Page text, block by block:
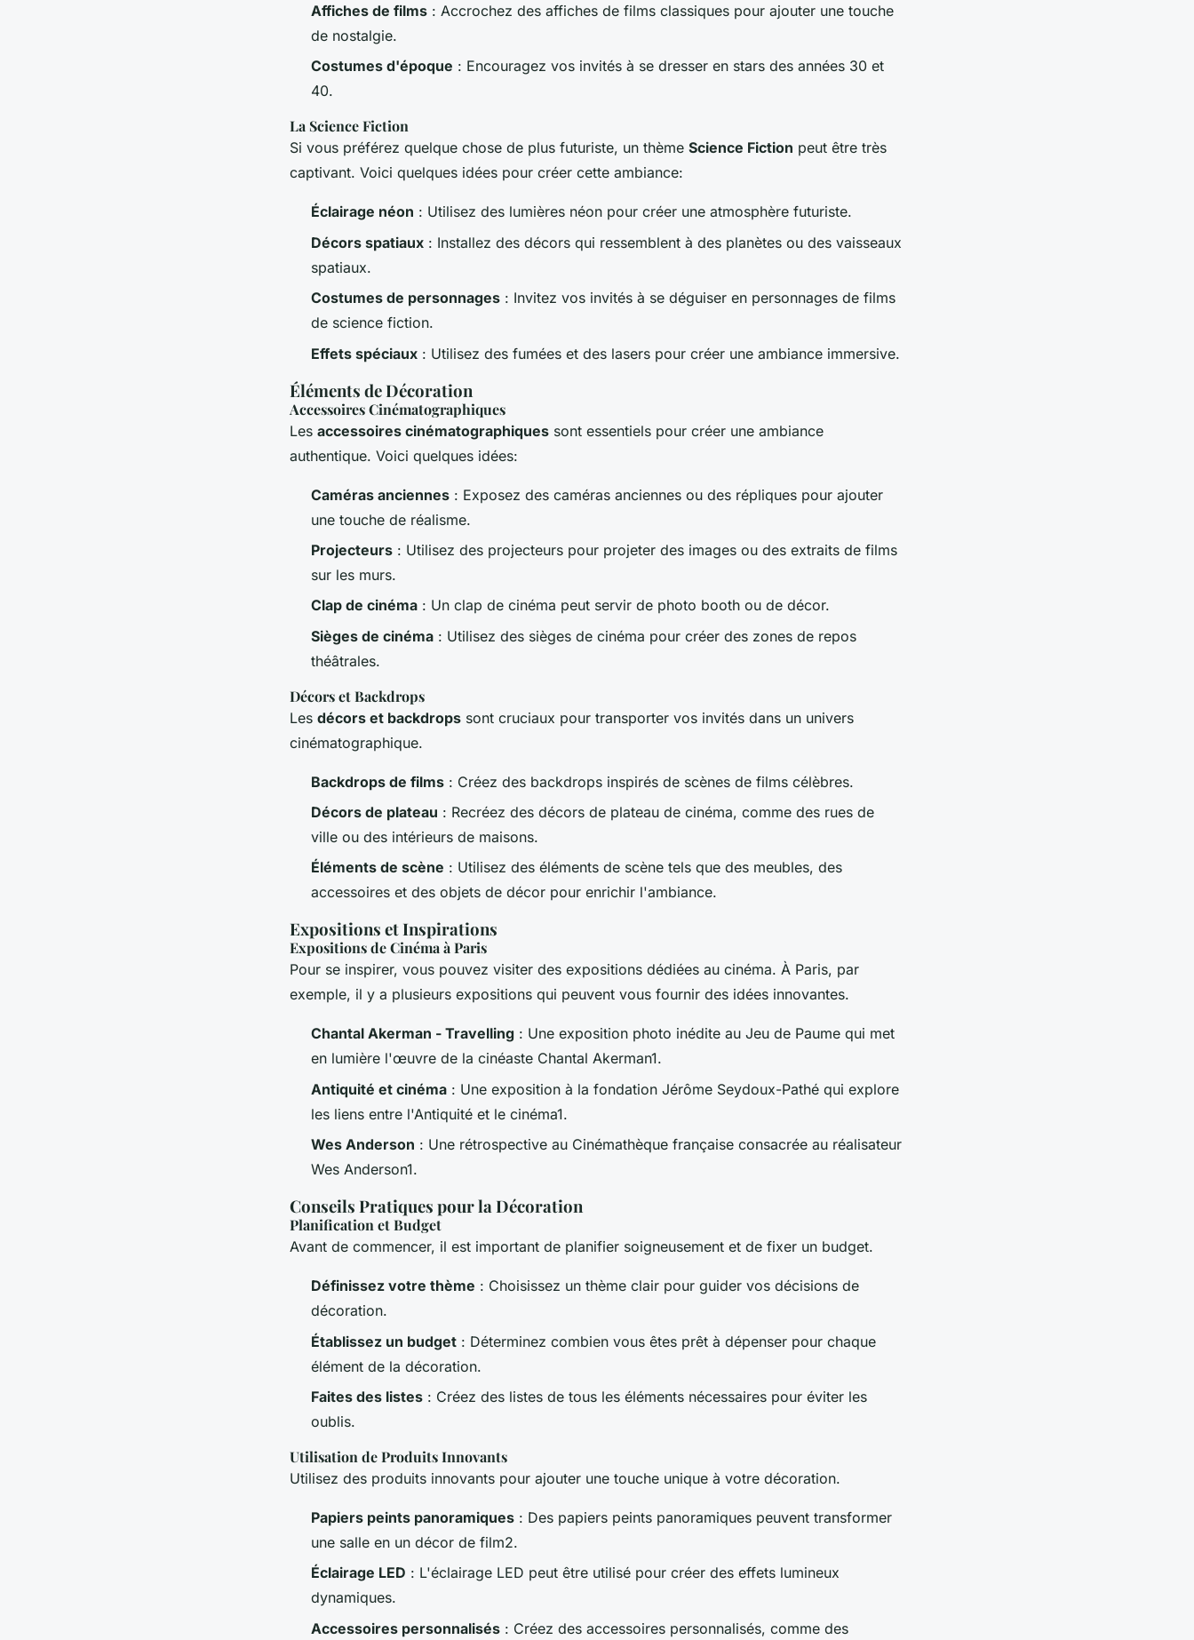
Affiches de films : Accrochez des affiches de films classiques pour ajouter une touche
de nostalgie.
Costumes d'époque : Encouragez vos invités à se dresser en stars des années 30 et
40.
La Science Fiction
Si vous préférez quelque chose de plus futuriste, un thème Science Fiction peut être très
captivant. Voici quelques idées pour créer cette ambiance:
Éclairage néon : Utilisez des lumières néon pour créer une atmosphère futuriste.
Décors spatiaux : Installez des décors qui ressemblent à des planètes ou des vaisseaux
spatiaux.
Costumes de personnages : Invitez vos invités à se déguiser en personnages de films
de science fiction.
Effets spéciaux : Utilisez des fumées et des lasers pour créer une ambiance immersive.
Éléments de Décoration
Accessoires Cinématographiques
Les accessoires cinématographiques sont essentiels pour créer une ambiance
authentique. Voici quelques idées:
Caméras anciennes : Exposez des caméras anciennes ou des répliques pour ajouter
une touche de réalisme.
Projecteurs : Utilisez des projecteurs pour projeter des images ou des extraits de films
sur les murs.
Clap de cinéma : Un clap de cinéma peut servir de photo booth ou de décor.
Sièges de cinéma : Utilisez des sièges de cinéma pour créer des zones de repos
théâtrales.
Décors et Backdrops
Les décors et backdrops sont cruciaux pour transporter vos invités dans un univers
cinématographique.
Backdrops de films : Créez des backdrops inspirés de scènes de films célèbres.
Décors de plateau : Recréez des décors de plateau de cinéma, comme des rues de
ville ou des intérieurs de maisons.
Éléments de scène : Utilisez des éléments de scène tels que des meubles, des
accessoires et des objets de décor pour enrichir l'ambiance.
Expositions et Inspirations
Expositions de Cinéma à Paris
Pour se inspirer, vous pouvez visiter des expositions dédiées au cinéma. À Paris, par
exemple, il y a plusieurs expositions qui peuvent vous fournir des idées innovantes.
Chantal Akerman - Travelling : Une exposition photo inédite au Jeu de Paume qui met
en lumière l'œuvre de la cinéaste Chantal Akerman1.
Antiquité et cinéma : Une exposition à la fondation Jérôme Seydoux-Pathé qui explore
les liens entre l'Antiquité et le cinéma1.
Wes Anderson : Une rétrospective au Cinémathèque française consacrée au réalisateur
Wes Anderson1.
Conseils Pratiques pour la Décoration
Planification et Budget
Avant de commencer, il est important de planifier soigneusement et de fixer un budget.
Définissez votre thème : Choisissez un thème clair pour guider vos décisions de
décoration.
Établissez un budget : Déterminez combien vous êtes prêt à dépenser pour chaque
élément de la décoration.
Faites des listes : Créez des listes de tous les éléments nécessaires pour éviter les
oublis.
Utilisation de Produits Innovants
Utilisez des produits innovants pour ajouter une touche unique à votre décoration.
Papiers peints panoramiques : Des papiers peints panoramiques peuvent transformer
une salle en un décor de film2.
Éclairage LED : L'éclairage LED peut être utilisé pour créer des effets lumineux
dynamiques.
Accessoires personnalisés : Créez des accessoires personnalisés, comme des